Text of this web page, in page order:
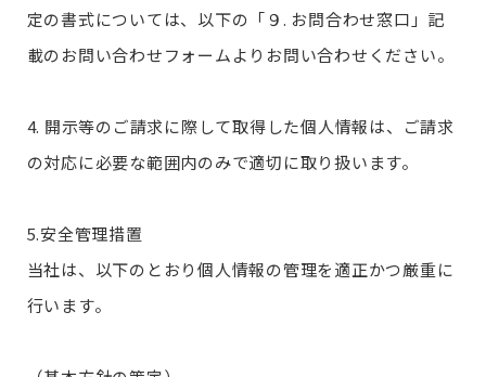
定の書式については、以下の「９. お問合わせ窓口」記
載のお問い合わせフォームよりお問い合わせください。
4. 開示等のご請求に際して取得した個人情報は、ご請求
の対応に必要な範囲内のみで適切に取り扱います。
5.安全管理措置
当社は、以下のとおり個人情報の管理を適正かつ厳重に
行います。